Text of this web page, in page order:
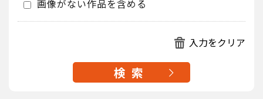
画像がない作品を含める